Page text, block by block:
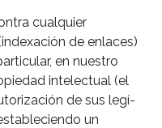
cualquier
de enlaces)
en nuestro
intelectual (el
de sus legí­
un